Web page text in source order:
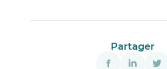
Partager